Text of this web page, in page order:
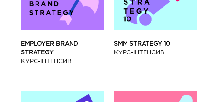
EMPLOYER BRAND
STRATEGY
КУРС-IНТЕНСИВ
SMM STRATEGY 10
КУРС-IНТЕНСИВ